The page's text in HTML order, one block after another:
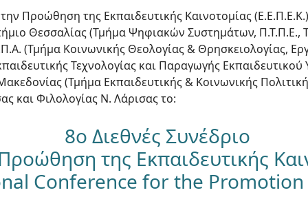
Προώθηση της Εκπαιδευτικής Καινοτομίας
Θεσσαλίας (Τμήμα Ψηφιακών Συστημάτων, Π.Τ.Π.Ε.,
(Τμήμα Κοινωνικής Θεολογίας & Θρησκειολογίας,
Τεχνολογίας και Παραγωγής Εκπαιδευτικού
(Τμήμα Εκπαιδευτικής & Κοινωνικής
και Φιλολογίας Ν. Λάρισας το:
8ο Διεθνές Συνέδριο
της Εκπαιδευτικής
Conference for the